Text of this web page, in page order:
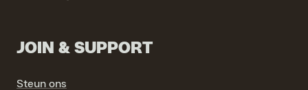
JOIN & SUPPORT
Steun ons